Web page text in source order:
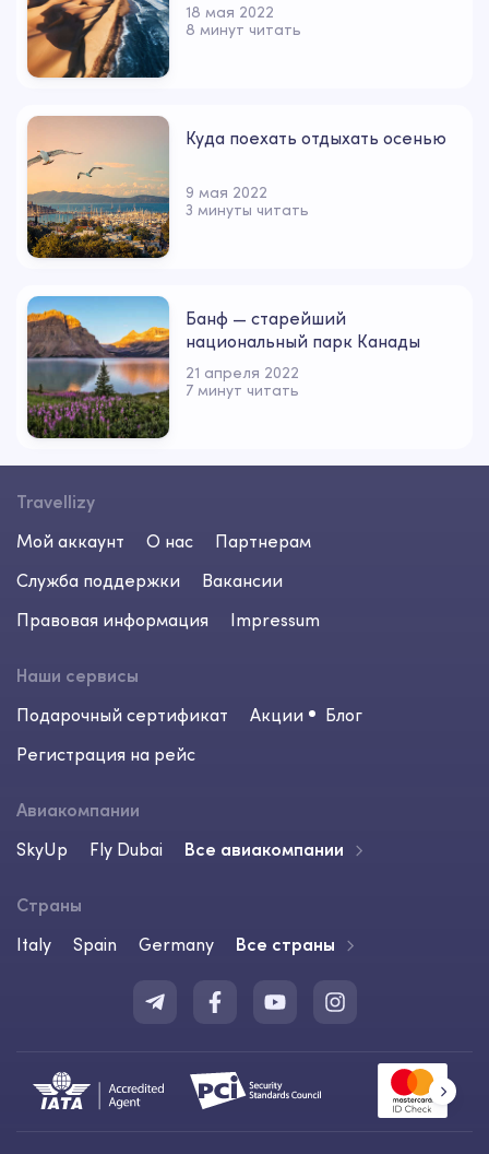
18 мая 2022
8 минут читать
Куда поехать отдыхать осенью
9 мая 2022
3 минуты читать
Банф — старейший
национальный парк Канады
21 апреля 2022
7 минут читать
Travellizy
Мой аккаунт
О нас
Партнерам
Служба поддержки
Вакансии
Правовая информация
Impressum
Наши сервисы
Подарочный сертификат
Акции
Блог
Регистрация на рейс
Авиакомпании
SkyUp
Fly Dubai Все авиакомпании
Страны
Italy
Spain Germany Все страны